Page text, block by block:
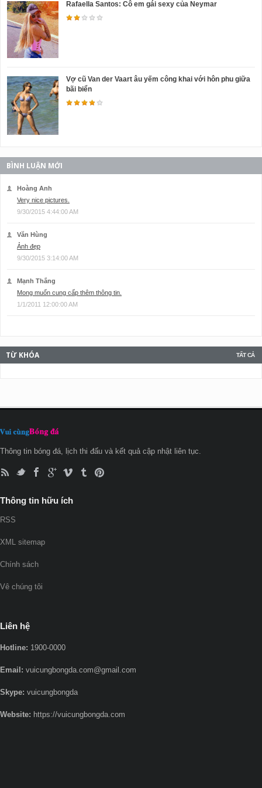
Rafaella Santos: Cô em gái sexy của Neymar
Vợ cũ Van der Vaart âu yếm công khai với hôn phu giữa
bãi biển
BÌNH LUẬN MỚI
Hoàng Anh
Very nice pictures.
9/30/2015 4:44:00 AM
Văn Hùng
Ảnh đẹp
9/30/2015 3:14:00 AM
Mạnh Thắng
Mong muốn cung cấp thêm thông tin.
1/1/2011 12:00:00 AM
TẤT CẢ
TỪ KHÓA
Thông tin bóng đá, lịch thi đấu và kết quả cập nhật liên tục.
Thông tin hữu ích
RSS
XML sitemap
Chính sách
Vê chúng tôi
Liên hệ
Hotline: 1900-0000
Email: vuicungbongda.com@gmail.com
Skype: vuicungbongda
Website: https://vuicungbongda.com